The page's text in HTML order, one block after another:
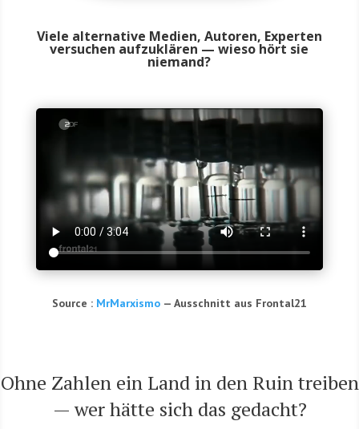
Viele alternative Medien, Autoren, Experten
versuchen aufzuklären — wieso hört sie
niemand?
Source : MrMar­xis­mo— Aus­schnitt aus Frontal21
Ohne Zah­len ein Land in den Ruin trei­ben
— wer hät­te sich das gedacht?